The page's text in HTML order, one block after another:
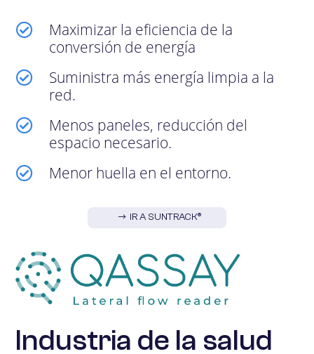

Maximizar la eficiencia de la
conversión de energía

Suministra más energía limpia a la
red.

Menos paneles, reducción del
espacio necesario.
 Menor huella en el entorno.
IR A SUNTRACK®
Industria de la salud